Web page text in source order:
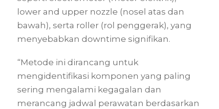
lower and upper nozzle (nosel atas dan
bawah), serta roller (rol penggerak), yang
menyebabkan downtime signifikan.
“Metode ini dirancang untuk
mengidentifikasi komponen yang paling
sering mengalami kegagalan dan
merancang jadwal perawatan berdasarkan